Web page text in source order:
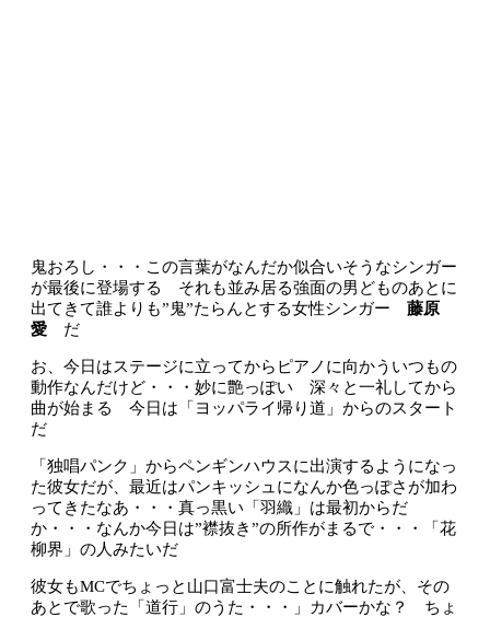
鬼おろし・・・この言葉がなんだか似合いそうなシンガー
が最後に登場する それも並み居る強面の男どものあとに
出てきて誰よりも”鬼”たらんとする女性シンガー 藤原
愛 だ
お、今日はステージに立ってからピアノに向かういつもの
動作なんだけど・・・妙に艶っぽい 深々と一礼してから
曲が始まる 今日は「ヨッパライ帰り道」からのスタート
だ
「独唱パンク」からペンギンハウスに出演するようになっ
た彼女だが、最近はパンキッシュになんか色っぽさが加わ
ってきたなあ・・・真っ黒い「羽織」は最初からだ
か・・・なんか今日は”襟抜き”の所作がまるで・・・「花
柳界」の人みたいだ
彼女もMCでちょっと山口富士夫のことに触れたが、その
あとで歌った「道行」のうた・・・」カバーかな？ ちょ